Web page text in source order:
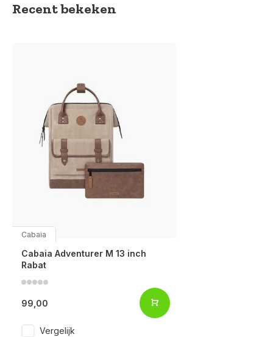
Recent bekeken
Cabaia
Cabaia Adventurer M 13 inch
Rabat
99,00
Vergelijk